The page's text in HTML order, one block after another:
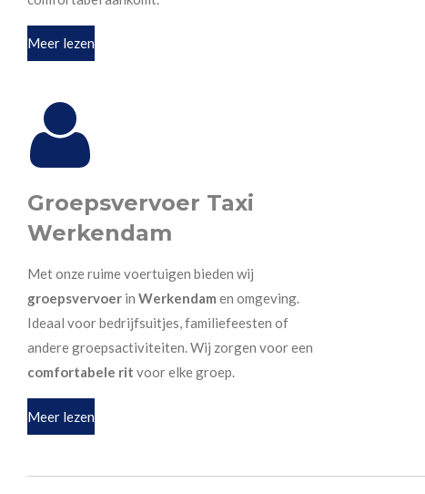
Meer lezen
Groepsvervoer Taxi
Werkendam
Met onze ruime voertuigen bieden wij
groepsvervoer in Werkendam en omgeving.
Ideaal voor bedrijfsuitjes, familiefeesten of
andere groepsactiviteiten. Wij zorgen voor een
comfortabele rit voor elke groep.
Meer lezen